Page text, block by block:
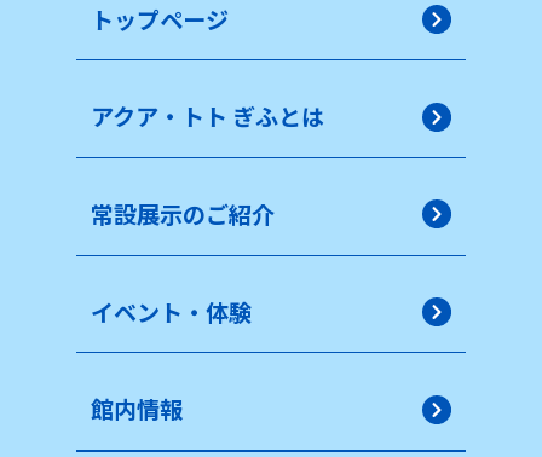
トップページ
アクア・トト ぎふとは
常設展示のご紹介
イベント・体験
館内情報